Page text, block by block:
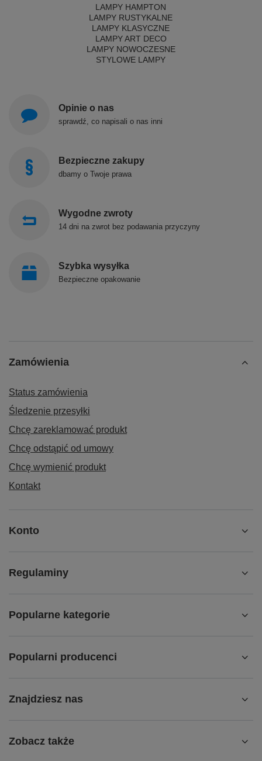
LAMPY HAMPTON
LAMPY RUSTYKALNE
LAMPY KLASYCZNE
LAMPY ART DECO
LAMPY NOWOCZESNE
STYLOWE LAMPY
Opinie o nas
sprawdź, co napisali o nas inni
Bezpieczne zakupy
dbamy o Twoje prawa
Wygodne zwroty
14 dni na zwrot bez podawania przyczyny
Szybka wysyłka
Bezpieczne opakowanie
Zamówienia
Status zamówienia
Śledzenie przesyłki
Chcę zareklamować produkt
Chcę odstąpić od umowy
Chcę wymienić produkt
Kontakt
Konto
Regulaminy
Popularne kategorie
Popularni producenci
Znajdziesz nas
Zobacz także